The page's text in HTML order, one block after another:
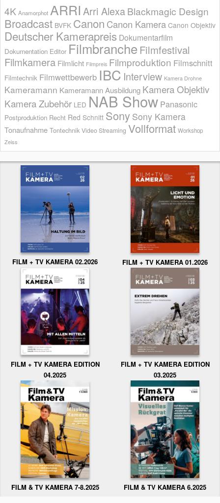
4K Anamorphot ARRI Arri AlexaBlackmagic Design
Broadcast BVFK Canon Canon Kamera Canon Objektiv
Deutscher Kamerapreis Dokumentarfilm
Dokumentation Editor Filmbranche Filmfestival
Filmkamera Filmlicht Filmpreis Filmproduktion Filmschnitt
Filmtechnik Filmwettbewerb IBC Interview Kamera Drohne
Kameramann Kameramann Ausbildung Kamera Objektiv
Kamera Zubehör LED NAB Show Panasonic
Postproduktion Recht Red Schnitt Sony Sony Kamera
Tonaufnahme Tontechnik Video Streaming Vollformat Workshop
Zeiss
FILM + TV KAMERA 02.2026 FILM + TV KAMERA 01.2026
FILM + TV KAMERA EDITION
04.2025
FILM + TV KAMERA EDITION
03.2025
FILM & TV KAMERA 7-8.2025 FILM & TV KAMERA 6.2025